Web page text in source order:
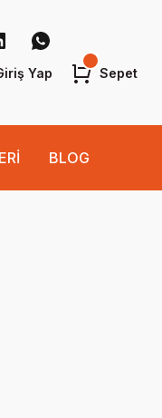
Yap Sepet
BLOG